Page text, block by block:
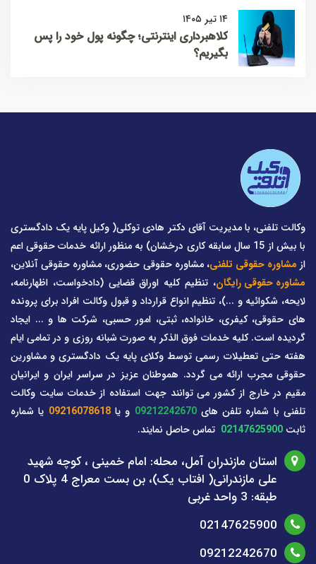
۱۴ تیر ۱۴۰۵
کلاهبرداری اینترنتی؛ چگونه پول خود را پس
بگیریم؟
وکالت تلفنی، با مدیریت آقای دکتر هادی توکلی( وکیل پایه یک دادگستری
با بیش از 15 سال سابقه کاری درخشان) به منظور ارائه خدمات حقوقی اعم
از مشاوره حقوقی تلفنی، مشاوره حقوقی حضوری، مشاوره حقوقی آنلاین،
مشاوره حقوقی رایگان، تنظیم کلیه اوراق قضایی (دادخواست، اظهارنامه،
لایحه، شکوائیه و ...)، تنظیم انواع قرارداد و قبول وکالت افراد برای پرونده
های حقوقی، کیفری، خانواده، ثبتی، امور حسبی، شرکت ها و ... ایجاد
گردیده است. کلیه خدمات فوق الذکر به صورت شبانه روزی و در تمامی ایام
هفته حتی تعطیلات رسمی توسط وکلای پایه یک دادگستری و مشاورین
حقوقی مجرب ارائه می گردد. هموطنان عزیز در سراسر ایران و ایرانیان
مقیم در خارج از کشور می توانند جهت استفاده از خدمات سایت وکالت
تلفنی با شماره تلفن های09212242670 و یا09216078618 یا شماره
ثابت 02147625900 تماس حاصل نمایند.
استان مازندران آمل، محله: امام خمینی ، کوچه شهید
علی مازندرانی( افتاب یک)، بن بست معراج 4 پلاک 0
طبقه: 3 واحد غربی
02147625900
09212242670